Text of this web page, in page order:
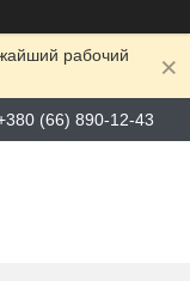
рабочий
(66) 890-12-43